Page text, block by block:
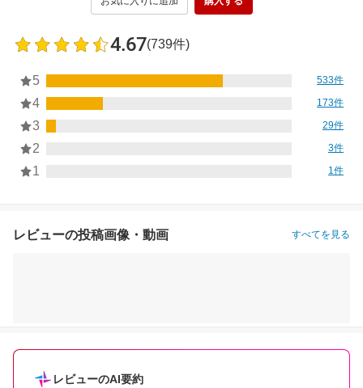
4.67(739件)
5 533件
4 173件
3 29件
2 3件
1 1件
レビューの投稿画像・動画 すべてを見る
レビューのAI要約